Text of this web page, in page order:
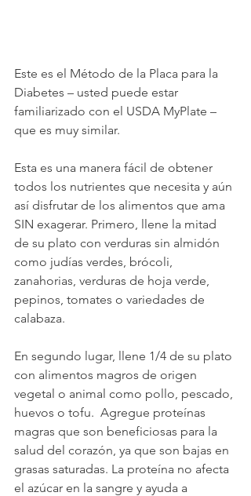
Este es el Método de la Placa para la
Diabetes – usted puede estar
familiarizado con el USDA MyPlate –
que es muy similar.
Esta es una manera fácil de obtener
todos los nutrientes que necesita y aún
así disfrutar de los alimentos que ama
SIN exagerar. Primero, llene la mitad
de su plato con verduras sin almidón
como judías verdes, brócoli,
zanahorias, verduras de hoja verde,
pepinos, tomates o variedades de
calabaza.
En segundo lugar, llene 1/4 de su plato
con alimentos magros de origen
vegetal o animal como pollo, pescado,
huevos o tofu.  Agregue proteínas
magras que son beneficiosas para la
salud del corazón, ya que son bajas en
grasas saturadas. La proteína no afecta
el azúcar en la sangre y ayuda a